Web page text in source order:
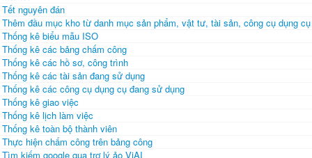
Tết nguyên đán
Thêm đầu mục kho từ danh mục sản phẩm, vật tư, tài sản, công cụ dụng cụ
Thống kê biểu mẫu ISO
Thống kê các bảng chấm công
Thống kê các hồ sơ, công trình
Thống kê các tài sản đang sử dụng
Thống kê các công cụ dụng cụ đang sử dụng
Thống kê giao việc
Thống kê lịch làm việc
Thống kê toàn bộ thành viên
Thực hiện chấm công trên bảng công
Tìm kiếm google qua trợ lý ảo ViAI